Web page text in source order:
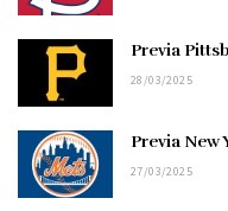
Previa
28/03/2025
Previa New
27/03/2025